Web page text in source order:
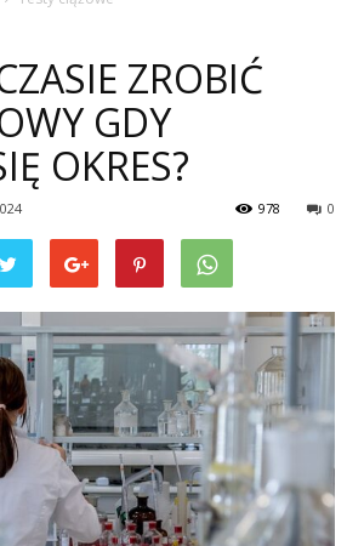
ZROBIĆ
GDY
OKRES?
0
978